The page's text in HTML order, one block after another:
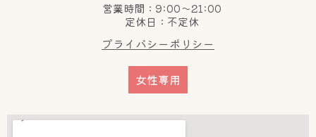
営業時間：9:00～21:00
定休日：不定休
プライバシーポリシー
女性専用